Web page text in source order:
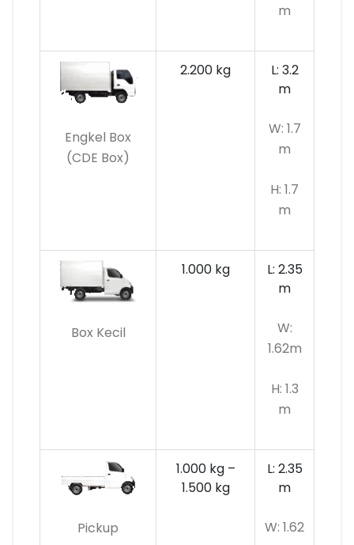
m
Engkel Box
(CDE Box)
2.200 kg
L: 3.2
m
W: 1.7
m
H: 1.7
m
Box Kecil
1.000 kg
L: 2.35
m
W:
1.62m
H: 1.3
m
Pickup
1.000 kg –
1.500 kg
L: 2.35
m
W: 1.62